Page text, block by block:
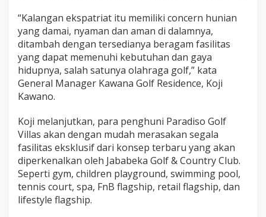
“Kalangan ekspatriat itu memiliki concern hunian
yang damai, nyaman dan aman di dalamnya,
ditambah dengan tersedianya beragam fasilitas
yang dapat memenuhi kebutuhan dan gaya
hidupnya, salah satunya olahraga golf,” kata
General Manager Kawana Golf Residence, Koji
Kawano.
Koji melanjutkan, para penghuni Paradiso Golf
Villas akan dengan mudah merasakan segala
fasilitas eksklusif dari konsep terbaru yang akan
diperkenalkan oleh Jababeka Golf & Country Club.
Seperti gym, children playground, swimming pool,
tennis court, spa, FnB flagship, retail flagship, dan
lifestyle flagship.